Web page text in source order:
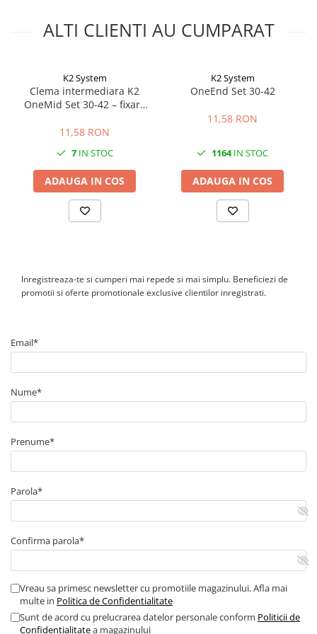
Cutie ABS
Doze aparat
Jgheaburi
Jgheab metalic perforat
Jgheab tip sarma
Tablou metalic
Tablou organizare santier echipat
Tablou organizare santier necablat
Tub flexibil metalic
Protectie
Blocuri de masura si protectie
Butoane
Buton ciuperca
Contactor modular
Descarcatoare
Echipamente de impamantare
Platbanda
Intrerupatoare automate
AFDD
Intrerupatoare automate de putere
Intrerupatoare automate
ALTI CLIENTI AU CUMPARAT
K2 System
Clema intermediara K2
OneMid Set 30-42 – fixare
11,58 RON
7IN STOC
ADAUGA IN COS
K2 System
OneEnd Set 30-42
11,58 RON
1164IN STOC
ADAUGA IN COS
Inregistreaza-te si cumperi mai repede si mai simplu. Beneficiezi de
promotii si oferte promotionale exclusive clientilor inregistrati.
Email*
Nume*
Prenume*
Parola*
Confirma parola*
Vreau sa primesc newsletter cu promotiile magazinului. Afla mai
multe in Politica de Confidentialitate
Sunt de acord cu prelucrarea datelor personale conform Politicii de
Confidentialitatea magazinului